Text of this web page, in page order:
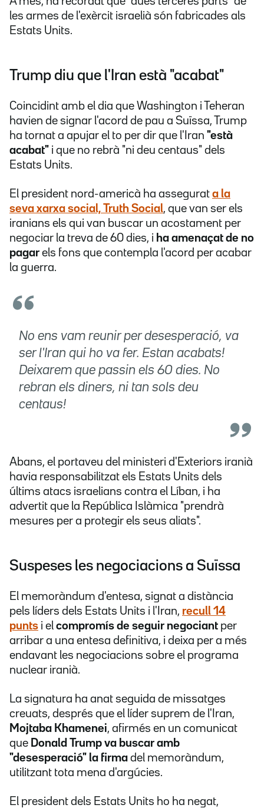
les armes de l'exèrcit israelià són fabricades als
Estats Units.
Trump diu que l'Iran està "acabat"
Coincidint amb el dia que Washington i Teheran
havien de signar l'acord de pau a Suïssa, Trump
ha tornat a apujar el to per dir que l'Iran "està
acabat" i que no rebrà "ni deu centaus" dels
Estats Units.
El president nord-americà ha assegurat a la
seva xarxa social, Truth Social, que van ser els
iranians els qui van buscar un acostament per
negociar la treva de 60 dies, i ha amenaçat de no
pagar els fons que contempla l'acord per acabar
la guerra.
No ens vam reunir per desesperació, va
ser l'Iran qui ho va fer. Estan acabats!
Deixarem que passin els 60 dies. No
rebran els diners, ni tan sols deu
centaus!
Abans, el portaveu del ministeri d'Exteriors iranià
havia responsabilitzat els Estats Units dels
últims atacs israelians contra el Líban, i ha
advertit que la República Islàmica "prendrà
mesures per a protegir els seus aliats".
Suspeses les negociacions a Suïssa
El memoràndum d'entesa, signat a distància
pels líders dels Estats Units i l'Iran, recull 14
punts i el compromís de seguir negociant per
arribar a una entesa definitiva, i deixa per a més
endavant les negociacions sobre el programa
nuclear iranià.
La signatura ha anat seguida de missatges
creuats, després que el líder suprem de l'Iran,
Mojtaba Khamenei, afirmés en un comunicat
que Donald Trump va buscar amb
"desesperació" la firma del memoràndum,
utilitzant tota mena d'argúcies.
El president dels Estats Units ho ha negat,